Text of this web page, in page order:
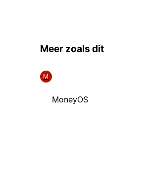
Meer zoals dit
M
MoneyOS